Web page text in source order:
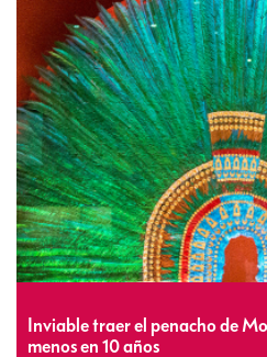
Inviable traer el penacho de
menos en 10 años